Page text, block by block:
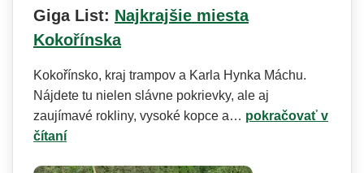
Giga List: Najkrajšie miesta
Kokořínska
Kokořínsko, kraj trampov a Karla Hynka Máchu.
Nájdete tu nielen slávne pokrievky, ale aj
zaujímavé rokliny, vysoké kopce a… pokračovať v
čítaní